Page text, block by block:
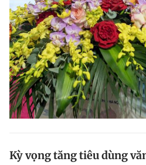
Đọc Thanh Niên trên điện
Kỳ vọng tăng tiêu dùng